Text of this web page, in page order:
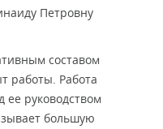
Петровну
составом
работы. Работа
руководством
большую